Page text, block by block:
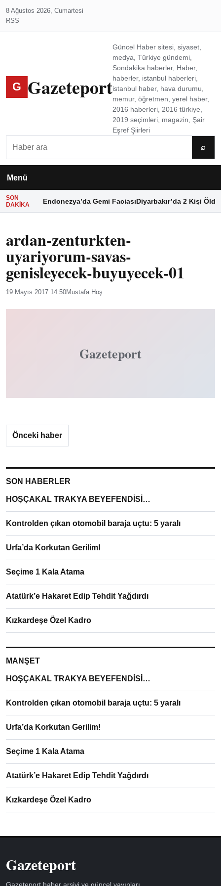
8 Ağustos 2026, Cumartesi
RSS
G Gazeteport
Güncel Haber sitesi, siyaset,
medya, Türkiye gündemi,
Sondakika haberler, Haber,
haberler, istanbul haberleri,
istanbul haber, hava durumu,
memur, öğretmen, yerel haber,
2016 haberleri, 2016 türkiye,
2019 seçimleri, magazin, Şair
Eşref Şiirleri
⌕
Menü
SON
DAKIKA
Endonezya’da Gemi FaciasıDiyarbakır’da 2 Kişi Öldü
ardan-zenturkten-
uyariyorum-savas-
genisleyecek-buyuyecek-01
19 Mayıs 2017 14:50Mustafa Hoş
Gazeteport
Önceki haber
SON HABERLER
HOŞÇAKAL TRAKYA BEYEFENDİSİ…
Kontrolden çıkan otomobil baraja uçtu: 5 yaralı
Urfa’da Korkutan Gerilim!
Seçime 1 Kala Atama
Atatürk’e Hakaret Edip Tehdit Yağdırdı
Kızkardeşe Özel Kadro
MANŞET
HOŞÇAKAL TRAKYA BEYEFENDİSİ…
Kontrolden çıkan otomobil baraja uçtu: 5 yaralı
Urfa’da Korkutan Gerilim!
Seçime 1 Kala Atama
Atatürk’e Hakaret Edip Tehdit Yağdırdı
Kızkardeşe Özel Kadro
Gazeteport